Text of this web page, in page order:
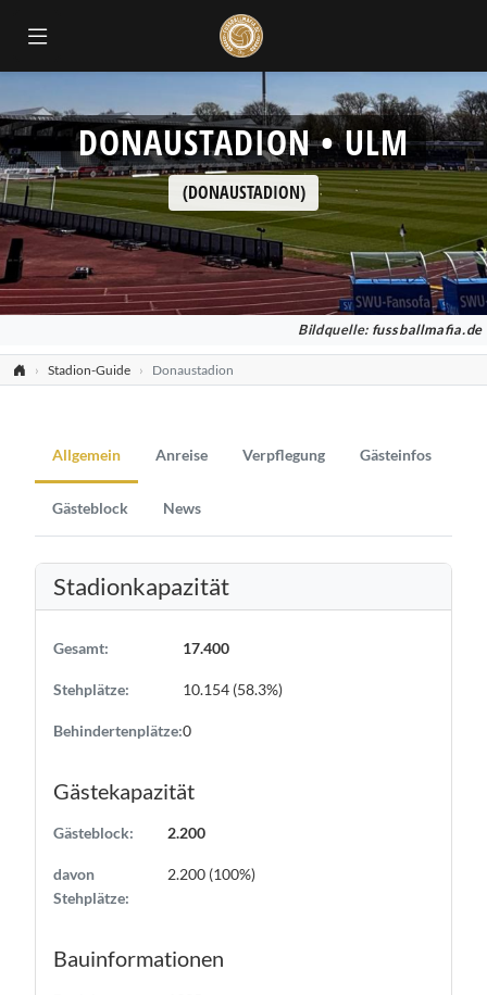
DONAUSTADION • ULM
(DONAUSTADION)
Bildquelle: fussballmafia.de
Stadion-Guide Donaustadion
Allgemein Anreise Verpflegung Gästeinfos
Gästeblock News
Stadionkapazität
Gesamt: 17.400
Stehplätze: 10.154 (58.3%)
Behindertenplätze:0
Gästekapazität
Gästeblock: 2.200
davon
Stehplätze:
2.200 (100%)
Bauinformationen